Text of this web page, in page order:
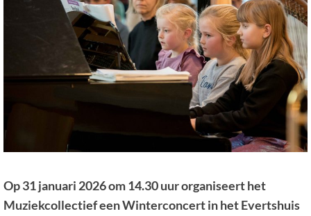
Op 31 januari 2026 om 14.30 uur organiseert het
Muziekcollectief een Winterconcert in het Evertshuis